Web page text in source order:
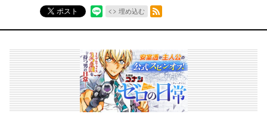
ポスト 埋め込む
RSSフィード